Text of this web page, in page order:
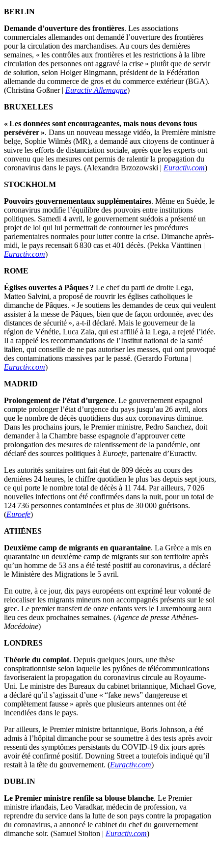
BERLIN
Demande d’ouverture des frontières. Les associations
commerciales allemandes ont demandé l’ouverture des frontières
pour la circulation des marchandises. Au cours des dernières
semaines, « les contrôles aux frontières et les restrictions à la libre
circulation des personnes ont aggravé la crise » plutôt que de servir
de solution, selon Holger Bingmann, président de la Fédération
allemande du commerce de gros et du commerce extérieur (BGA).
(Christina Goßner | Euractiv Allemagne)
BRUXELLES
« Les données sont encourageantes, mais nous devons tous
persévérer ». Dans un nouveau message vidéo, la Première ministre
belge, Sophie Wilmès (MR), a demandé aux citoyens de continuer à
suivre les efforts de distanciation sociale, après que les experts ont
convenu que les mesures ont permis de ralentir la propagation du
coronavirus dans le pays. (Alexandra Brzozowski | Euractiv.com)
STOCKHOLM
Pouvoirs gouvernementaux supplémentaires. Même en Suède, le
coronavirus modifie l’équilibre des pouvoirs entre institutions
politiques. Samedi 4 avril, le gouvernement suédois a présenté un
projet de loi qui lui permettrait de contourner les procédures
parlementaires normales pour lutter contre la crise. Dimanche après-
midi, le pays recensait 6 830 cas et 401 décès. (Pekka Vänttinen |
Euractiv.com)
ROME
Églises ouvertes à Pâques ? Le chef du parti de droite Lega,
Matteo Salvini, a proposé de rouvrir les églises catholiques le
dimanche de Pâques. « Je soutiens les demandes de ceux qui veulent
assister à la messe de Pâques, bien que de façon ordonnée, avec des
distances de sécurité », a-t-il déclaré. Mais le gouverneur de la
région de Vénétie, Luca Zaia, qui est affilié à la Lega, a rejeté l’idée.
Il a rappelé les recommandations de l’Institut national de la santé
italien, qui conseille de ne pas autoriser les messes, qui ont provoqué
des contaminations massives par le passé. (Gerardo Fortuna |
Euractiv.com)
MADRID
Prolongement de l’état d’urgence. Le gouvernement espagnol
compte prolonger l’état d’urgence du pays jusqu’au 26 avril, alors
que le nombre de décès quotidiens dus aux coronavirus diminue.
Dans les prochains jours, le Premier ministre, Pedro Sanchez, doit
demander à la Chambre basse espagnole d’approuver cette
prolongation des mesures de ralentissement de la pandémie, ont
déclaré des sources politiques à Euroefe, partenaire d’Euractiv.
Les autorités sanitaires ont fait état de 809 décès au cours des
dernières 24 heures, le chiffre quotidien le plus bas depuis sept jours,
ce qui porte le nombre total de décès à 11 744. Par ailleurs, 7 026
nouvelles infections ont été confirmées dans la nuit, pour un total de
124 736 personnes contaminées et plus de 30 000 guérisons.
(Euroefe)
ATHÈNES
Deuxième camp de migrants en quarantaine. La Grèce a mis en
quarantaine un deuxième camp de migrants sur son territoire après
qu’un homme de 53 ans a été testé positif au coronavirus, a déclaré
le Ministère des Migrations le 5 avril.
En outre, à ce jour, dix pays européens ont exprimé leur volonté de
relocaliser les migrants mineurs non accompagnés présents sur le sol
grec. Le premier transfert de onze enfants vers le Luxembourg aura
lieu ces deux prochaines semaines. (Agence de presse Athènes-
Macédoine)
LONDRES
Théorie du complot. Depuis quelques jours, une thèse
conspirationniste selon laquelle les pylônes de télécommunications
favoriseraient la propagation du coronavirus circule au Royaume-
Uni. Le ministre des Bureaux du cabinet britannique, Michael Gove,
a déclaré qu’il s’agissait d’une « “fake news” dangereuse et
complètement fausse » après que plusieurs antennes ont été
incendiées dans le pays.
Par ailleurs, le Premier ministre britannique, Boris Johnson, a été
admis à l’hôpital dimanche pour se soumettre à des tests après avoir
ressenti des symptômes persistants du COVID-19 dix jours après
avoir été confirmé positif. Downing Street a toutefois indiqué qu’il
restait à la tête du gouvernement. (Euractiv.com)
DUBLIN
Le Premier ministre renfile sa blouse blanche. Le Premier
ministre irlandais, Leo Varadkar, médecin de profession, va
reprendre du service dans la lutte de son pays contre la propagation
du coronavirus, a annoncé le cabinet du chef du gouvernement
dimanche soir. (Samuel Stolton | Euractiv.com)